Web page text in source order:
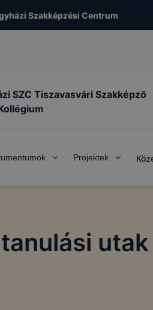
Szakképzési Centrum
SZC Tiszavasvári Szakképző
Projektek
utak